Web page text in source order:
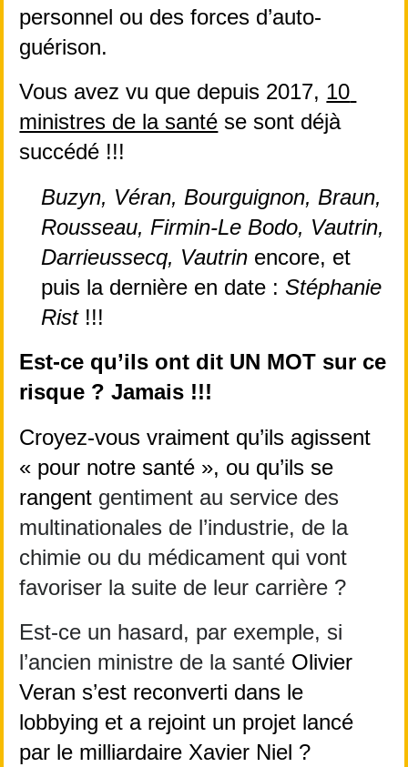
personnel ou des forces d’auto-
guérison.
Vous avez vu que depuis 2017, 10
ministres de la santé se sont déjà
succédé !!!
Buzyn, Véran, Bourguignon, Braun,
Rousseau, Firmin-Le Bodo, Vautrin,
Darrieussecq, Vautrin encore, et
puis la dernière en date : Stéphanie
Rist !!!
Est-ce qu’ils ont dit UN MOT sur ce
risque ? Jamais !!!
Croyez-vous vraiment qu’ils agissent
« pour notre santé », ou qu’ils se
rangent gentiment au service des
multinationales de l’industrie, de la
chimie ou du médicament qui vont
favoriser la suite de leur carrière ?
Est-ce un hasard, par exemple, si
l’ancien ministre de la santé Olivier
Veran s’est reconverti dans le
lobbying et a rejoint un projet lancé
par le milliardaire Xavier Niel ?